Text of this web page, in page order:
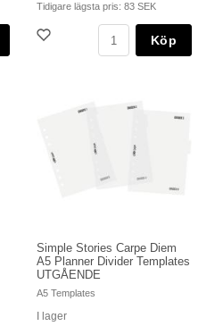
Tidigare lägsta pris: 83 SEK
Köp
Simple Stories Carpe Diem
A5 Planner Divider Templates
UTGÅENDE
A5 Templates
I lager